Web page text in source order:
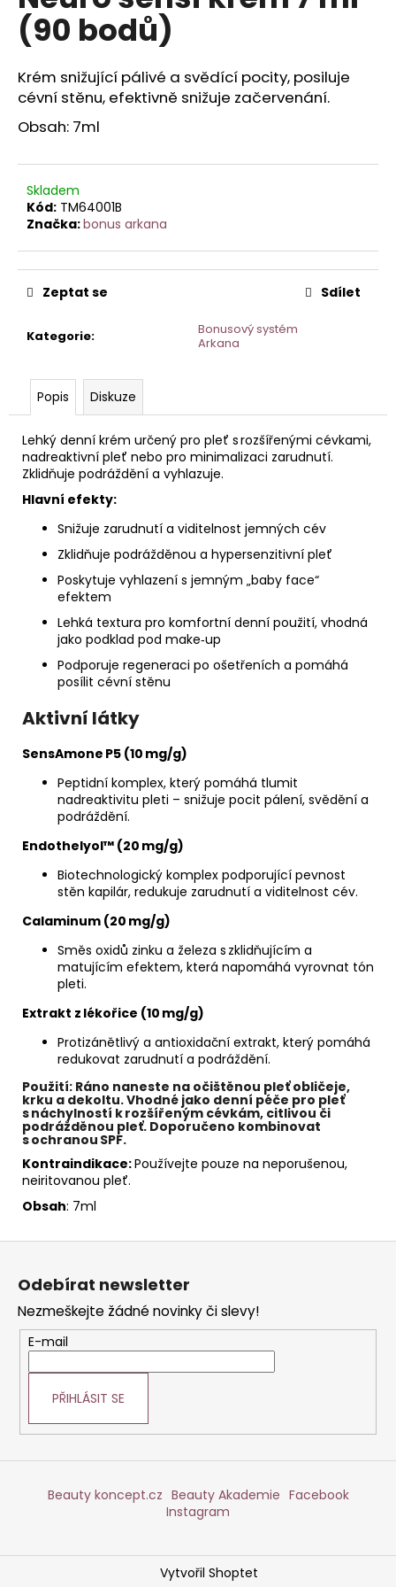
0,0
z
hvězdiček.
(90 bodů)
Krém snižující pálivé a svědící pocity, posiluje
cévní stěnu, efektivně snižuje začervenání.
Obsah: 7ml
Skladem
Kód: TM64001B
Značka:bonus arkana
Kategorie:
Bonusový systém
Arkana
Zeptat se Sdílet
Popis Diskuze
Lehký denní krém určený pro pleť s rozšířenými cévkami,
nadreaktivní pleť nebo pro minimalizaci zarudnutí.
Zklidňuje podráždění a vyhlazuje.
Hlavní efekty:
Snižuje zarudnutí a viditelnost jemných cév
Zklidňuje podrážděnou a hypersenzitivní pleť
Poskytuje vyhlazení s jemným „baby face“
efektem
Lehká textura pro komfortní denní použití, vhodná
jako podklad pod make‑up
Podporuje regeneraci po ošetřeních a pomáhá
posílit cévní stěnu
Aktivní látky
SensAmone P5 (10 mg/g)
Peptidní komplex, který pomáhá tlumit
nadreaktivitu pleti – snižuje pocit pálení, svědění a
podráždění.
Endothelyol™ (20 mg/g)
Biotechnologický komplex podporující pevnost
stěn kapilár, redukuje zarudnutí a viditelnost cév.
Calaminum (20 mg/g)
Směs oxidů zinku a železa s zklidňujícím a
matujícím efektem, která napomáhá vyrovnat tón
pleti.
Extrakt z lékořice (10 mg/g)
Protizánětlivý a antioxidační extrakt, který pomáhá
redukovat zarudnutí a podráždění.
Použití: Ráno naneste na očištěnou pleť obličeje,
krku a dekoltu. Vhodné jako denní péče pro pleť
s náchylností k rozšířeným cévkám, citlivou či
podrážděnou pleť. Doporučeno kombinovat
s ochranou SPF.
Kontraindikace:Používejte pouze na neporušenou,
neiritovanou pleť.
Obsah: 7ml
a
j
í
t
?
D
o
o
u
j
e
m
e
TONIKUM
HYDRATAČNÍM
KOMPLEXEM
Z
Odebírat newsletter
Nezmeškejte žádné novinky či slevy!
E-mail
PŘIHLÁSIT SE
Beauty koncept.cz Beauty Akademie Facebook
Instagram
Vytvořil Shoptet